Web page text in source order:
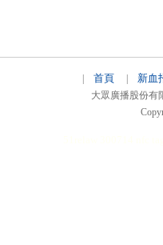
| 首頁| 新血
大眾廣播股份有